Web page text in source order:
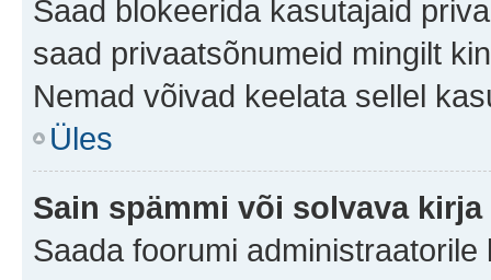
Saad blokeerida kasutajaid
saad privaatsõnumeid mingilt
Nemad võivad keelata sellel
Üles
Sain spämmi või solvava
Saada foorumi